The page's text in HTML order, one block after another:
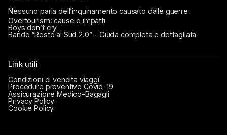
Nessuno parla dell’inquinamento causato dalle guerre
Overtourism: cause e impatti
Boys don’t cry
Bando “Resto al Sud 2.0” – Guida completa e dettagliata
Link utili
Condizioni di vendita viaggi
Procedure preventive Covid-19
Assicurazione Medico-Bagagli
Privacy Policy
Cookie Policy